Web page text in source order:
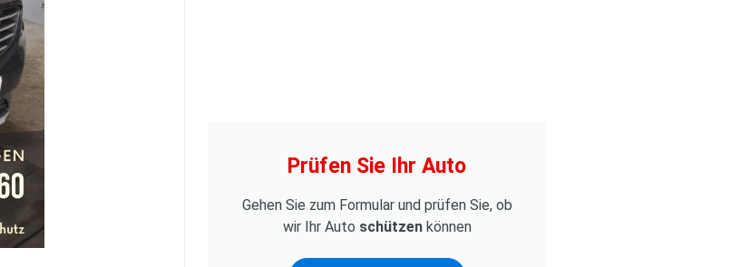
Prüfen Sie Ihr Auto
Gehen Sie zum Formular und prüfen Sie, ob
wir Ihr Auto schützenkönnen